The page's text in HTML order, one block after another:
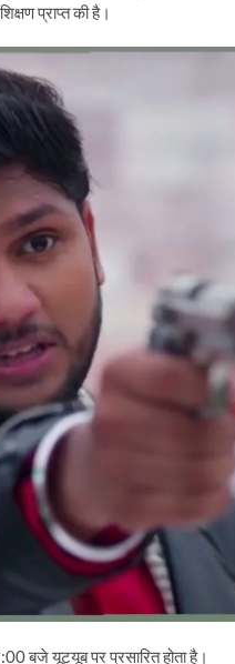
प्राप्त की है।
बजे यूट्यूब पर प्रसारित होता है।